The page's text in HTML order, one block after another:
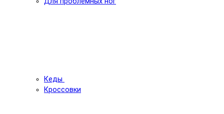
Кеды
Кроссовки